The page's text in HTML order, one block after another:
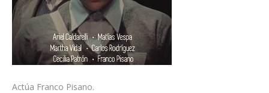
Actúa Franco Pisano.